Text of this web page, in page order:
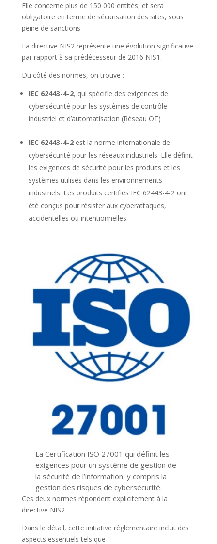
Elle concerne plus de 150 000 entités, et sera
obligatoire en terme de sécurisation des sites, sous
peine de sanctions
La directive NIS2 représente une évolution significative
par rapport à sa prédécesseur de 2016 NIS1.
Du côté des normes, on trouve :
IEC 62443-4-2, qui spécifie des exigences de
cybersécurité pour les systèmes de contrôle
industriel et d’automatisation (Réseau OT)
IEC 62443-4-2est la norme internationale de
cybersécurité pour les réseaux industriels. Elle définit
les exigences de sécurité pour les produits et les
systèmes utilisés dans les environnements
industriels. Les produits certifiés IEC 62443-4-2 ont
été conçus pour résister aux cyberattaques,
accidentelles ou intentionnelles.
La Certification ISO 27001 qui définit les
exigences pour un système de gestion de
la sécurité de l’information, y compris la
gestion des risques de cybersécurité.
Ces deux normes répondent explicitement à la
directive NIS2.
Dans le détail, cette initiative réglementaire inclut des
aspects essentiels tels que :